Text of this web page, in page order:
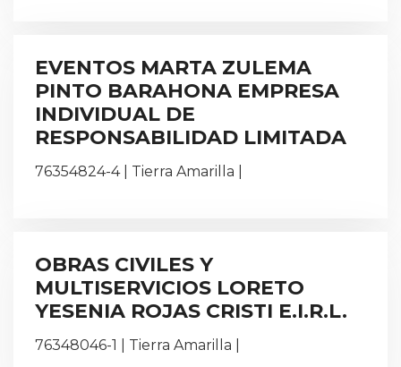
EVENTOS MARTA ZULEMA
PINTO BARAHONA EMPRESA
INDIVIDUAL DE
RESPONSABILIDAD LIMITADA
76354824-4 | Tierra Amarilla |
OBRAS CIVILES Y
MULTISERVICIOS LORETO
YESENIA ROJAS CRISTI E.I.R.L.
76348046-1 | Tierra Amarilla |